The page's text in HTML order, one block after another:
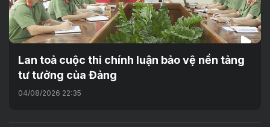
Lan toả cuộc thi chính luận bảo vệ nền tảng
tư tưởng của Đảng
04/08/2026 22:35